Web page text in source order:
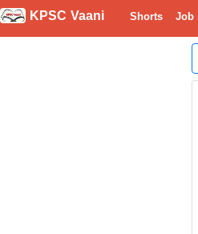
KPSC Vaani Shorts Job